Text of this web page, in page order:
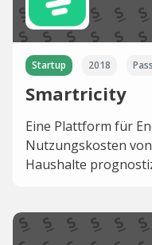
Startup 2018
Smartricity
Eine Plattform für
Nutzungskosten
Haushalte